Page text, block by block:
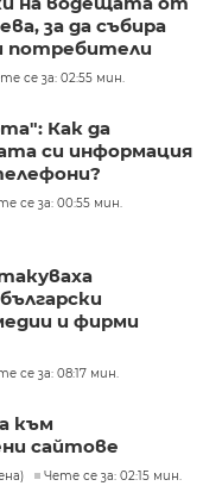
за да събира
потребители
се за: 02:55 мин.
Как да
си информация
се за: 00:55 мин.
и фирми
се за: 08:17 мин.
към
сайтове
Чете се за: 02:15 мин.